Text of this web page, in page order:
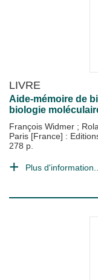
LIVRE
Aide-mémoire de
biologie
François Widmer ;
Paris [France] :
278 p.
Plus d'information...